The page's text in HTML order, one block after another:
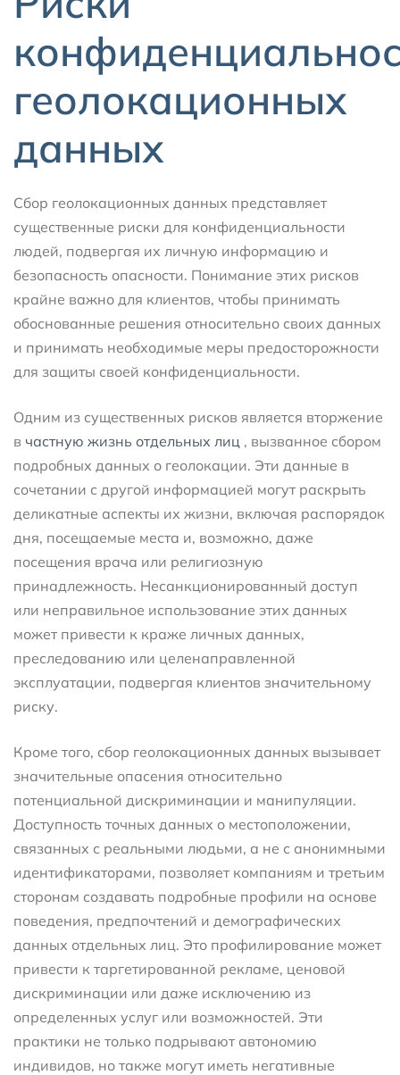
геолокационных
данных
Сбор геолокационных данных представляет
существенные риски для конфиденциальности
людей, подвергая их личную информацию и
безопасность опасности. Понимание этих рисков
крайне важно для клиентов, чтобы принимать
обоснованные решения относительно своих данных
и принимать необходимые меры предосторожности
для защиты своей конфиденциальности.
Одним из существенных рисков является вторжение
в частную жизнь отдельных лиц , вызванное сбором
подробных данных о геолокации. Эти данные в
сочетании с другой информацией могут раскрыть
деликатные аспекты их жизни, включая распорядок
дня, посещаемые места и, возможно, даже
посещения врача или религиозную
принадлежность. Несанкционированный доступ
или неправильное использование этих данных
может привести к краже личных данных,
преследованию или целенаправленной
эксплуатации, подвергая клиентов значительному
риску.
Кроме того, сбор геолокационных данных вызывает
значительные опасения относительно
потенциальной дискриминации и манипуляции.
Доступность точных данных о местоположении,
связанных с реальными людьми, а не с анонимными
идентификаторами, позволяет компаниям и третьим
сторонам создавать подробные профили на основе
поведения, предпочтений и демографических
данных отдельных лиц. Это профилирование может
привести к таргетированной рекламе, ценовой
дискриминации или даже исключению из
определенных услуг или возможностей. Эти
практики не только подрывают автономию
индивидов, но также могут иметь негативные